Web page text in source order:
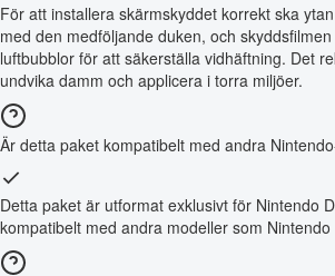
För att installera skärmskyddet korrekt ska
med den medföljande duken, och
luftbubblor för att säkerställa vidhäftning. Det
undvika damm och applicera i torra miljöer.
Är detta paket kompatibelt med andra
Detta paket är utformat exklusivt för Nintendo
kompatibelt med andra modeller som Nintendo